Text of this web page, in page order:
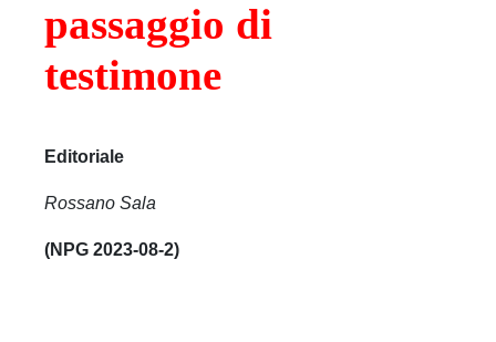
passaggio di
testimone
Editoriale
Rossano Sala
(NPG 2023-08-2)